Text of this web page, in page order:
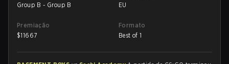
Group B - Group B
EU
Premiação
$11667
Formato
Best of 1